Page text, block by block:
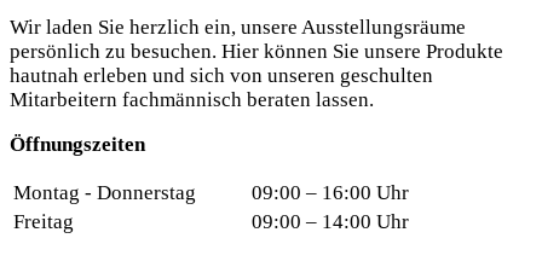
Wir laden Sie herzlich ein, unsere Ausstellungsräume
persönlich zu besuchen. Hier können Sie unsere Produkte
hautnah erleben und sich von unseren geschulten
Mitarbeitern fachmännisch beraten lassen.
Öffnungszeiten
Montag - Donnerstag
09:00 – 16:00 Uhr
Freitag
09:00 – 14:00 Uhr